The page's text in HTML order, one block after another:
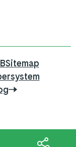
Sitemap